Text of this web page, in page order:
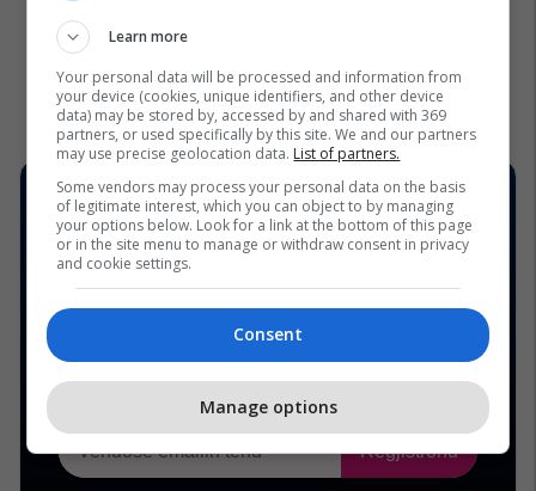
Learn more
Your personal data will be processed and information from
your device (cookies, unique identifiers, and other device
data) may be stored by, accessed by and shared with 369
partners, or used specifically by this site. We and our partners
may use precise geolocation data. List of partners.
Some vendors may process your personal data on the basis
of legitimate interest, which you can object to by managing
your options below. Look for a link at the bottom of this page
or in the site menu to manage or withdraw consent in privacy
and cookie settings.
Consent
Manage options